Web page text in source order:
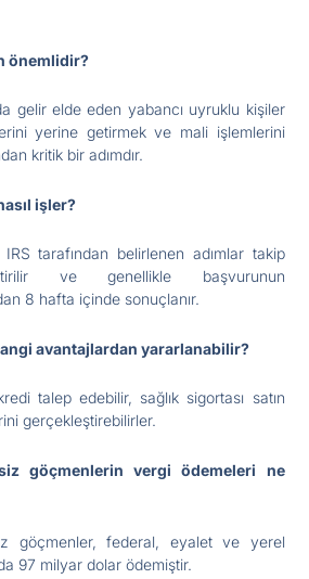
önemlidir?
gelir elde eden yabancı uyruklu kişiler
yerine getirmek ve mali işlemlerini
kritik bir adımdır.
işler?
tarafından belirlenen adımlar takip
ve genellikle başvurunun
8 hafta içinde sonuçlanır.
avantajlardan yararlanabilir?
talep edebilir, sağlık sigortası satın
gerçekleştirebilirler.
göçmenlerin vergi ödemeleri ne
göçmenler, federal, eyalet ve yerel
97 milyar dolar ödemiştir.